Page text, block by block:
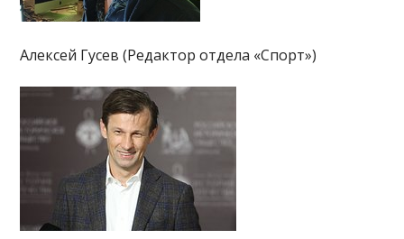
Алексей Гусев (Редактор отдела «Спорт»)